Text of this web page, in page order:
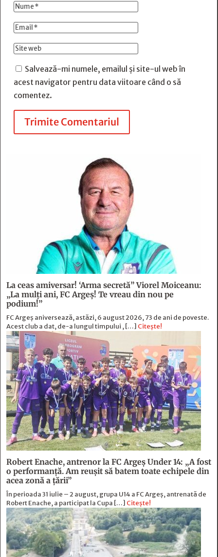
Salvează-mi numele, emailul și site-ul web în
acest navigator pentru data viitoare când o să
comentez.
Trimite Comentariul
La ceas amiversar! ‘Arma secretă” Viorel Moiceanu:
„La mulți ani, FC Argeș! Te vreau din nou pe
podium!”
FC Argeș aniversează, astăzi, 6 august 2026, 73 de ani de poveste.
Acest club a dat, de-a lungul timpului , […] Citește!
Robert Enache, antrenor la FC Argeş Under 14: „A fost
o performanţă. Am reuşit să batem toate echipele din
acea zonă a ţării”
În perioada 31 iulie – 2 august, grupa U14 a FC Argeș, antrenată de
Robert Enache, a participat la Cupa […] Citește!